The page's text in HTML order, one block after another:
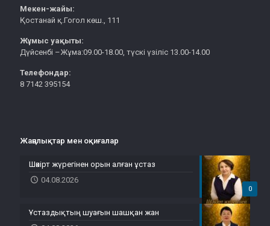
Мекен-жайы:
Қостанай қ.Гогол көш., 111
Жұмыс уақыты:
Дүйсенбі –Жұма:09.00-18.00, түскі үзіліс 13.00-14.00
Телефондар:
8 7142 395154
Жаңалықтар мен оқиғалар
0
Шәкірт жүрегінен орын алған ұстаз
04.08.2026
Ұстаздықтың шуағын шашқан жан